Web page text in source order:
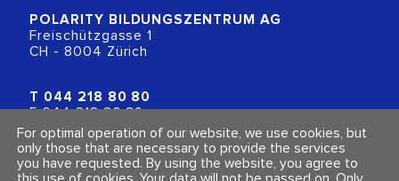
POLARITY BILDUNGSZENTRUM AG
Freischützgasse 1
CH - 8004 Zürich
T 044 218 80 80
F 044 218 80 89
info@polarity.ch
Contact & Info Follow us
For optimal operation of our website, we use cookies, but
only those that are necessary to provide the services
you have requested. By using the website, you agree to
this use of cookies. Your data will not be passed on. Only